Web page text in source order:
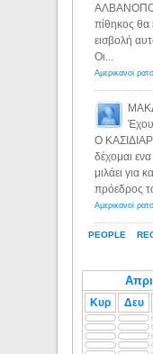
PEOPLE
πίθηκος θα
εισβολή
Οι...
Ο
δέχομαι
μιλάει για
πρόεδρος
Κυρ Δευ